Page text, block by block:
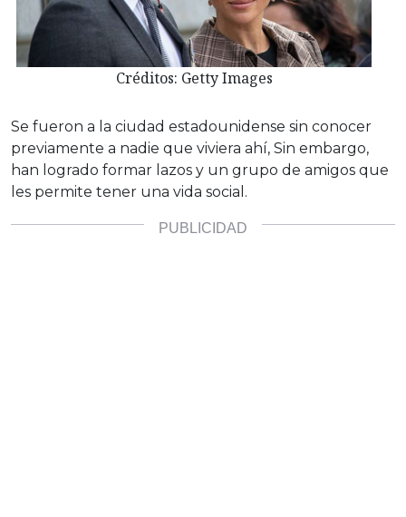
Créditos: Getty Images
Se fueron a la ciudad estadounidense sin conocer
previamente a nadie que viviera ahí, Sin embargo,
han logrado formar lazos y un grupo de amigos que
les permite tener una vida social.